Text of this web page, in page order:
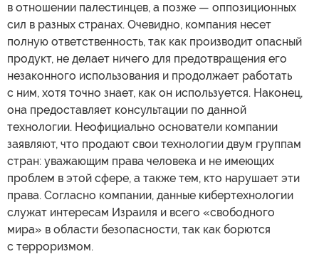
в отношении палестинцев, а позже — оппозиционных
сил в разных странах. Очевидно, компания несет
полную ответственность, так как производит опасный
продукт, не делает ничего для предотвращения его
незаконного использования и продолжает работать
с ним, хотя точно знает, как он используется. Наконец,
она предоставляет консультации по данной
технологии. Неофициально основатели компании
заявляют, что продают свои технологии двум группам
стран: уважающим права человека и не имеющих
проблем в этой сфере, а также тем, кто нарушает эти
права. Согласно компании, данные кибертехнологии
служат интересам Израиля и всего «свободного
мира» в области безопасности, так как борются
с терроризмом.